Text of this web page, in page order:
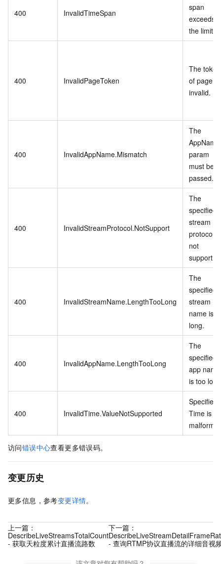
400 InvalidTimeSpan
span
exceeds
the limit.
400 InvalidPageToken
The token
of page is
invalid.
400 InvalidAppName.Mismatch
The
AppName
param
must be
passed.
400 InvalidStreamProtocol.NotSupport
The
specified
stream
protocol is
not
support.
400 InvalidStreamName.LengthTooLong
The
specified
stream
name is
long.
400 InvalidAppName.LengthTooLong
The
specified
app name
is too
400 InvalidTime.ValueNotSupported
Specified
Time is
访问错误中心查看更多错误码。
变更历史
更多信息，参考变更详情。
上一篇：
DescribeLiveStreamsTotalCount
- 获取天粒度累计直播流路数
下一篇：
- 查询RTMP协议直播流的详细音视